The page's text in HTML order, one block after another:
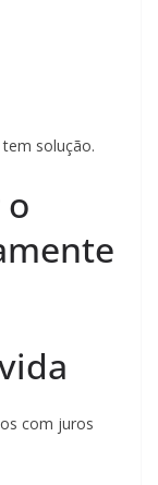
solução.
o
com juros